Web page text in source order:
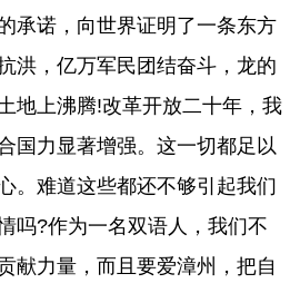
承诺，向世界证明了一条东方
洪，亿万军民团结奋斗，龙的
地上沸腾!改革开放二十年，我
国力显著增强。这一切都足以
。难道这些都还不够引起我们
吗?作为一名双语人，我们不
献力量，而且要爱漳州，把自